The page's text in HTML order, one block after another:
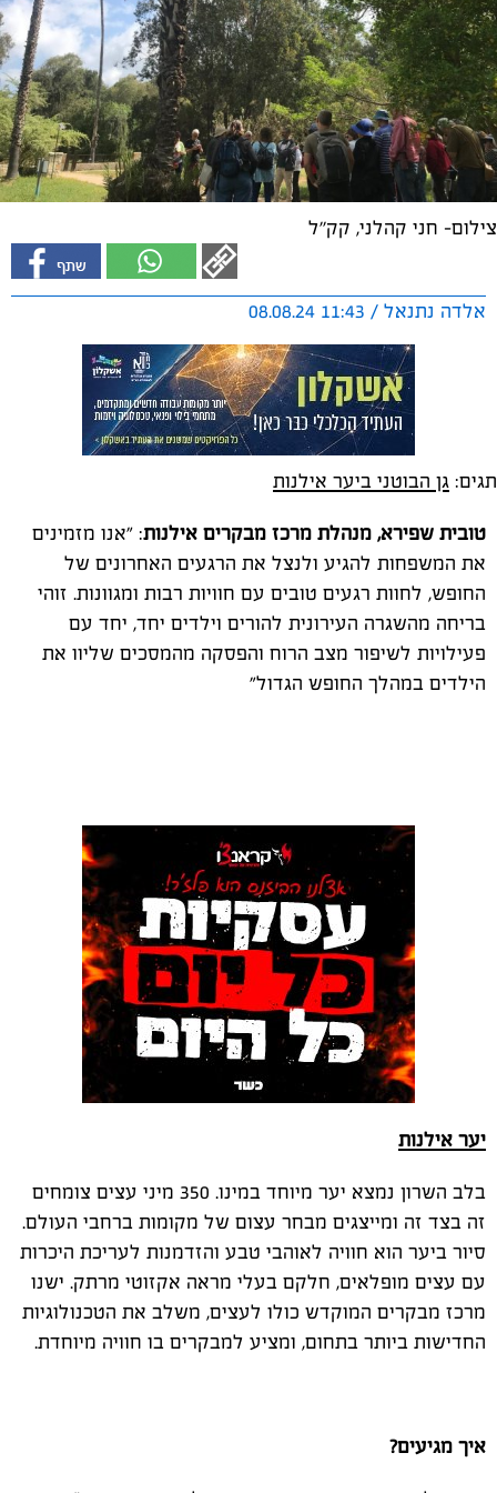
צילום- חני קהלני, קק''ל
אלדה נתנאל / 11:43 08.08.24
תגים: גן הבוטני ביער אילנות
טובית שפירא, מנהלת מרכז מבקרים אילנות: "אנו מזמינים
את המשפחות להגיע ולנצל את הרגעים האחרונים של
החופש, לחוות רגעים טובים עם חוויות רבות ומגוונות. זוהי
בריחה מהשגרה העירונית להורים וילדים יחד, יחד עם
פעילויות לשיפור מצב הרוח והפסקה מהמסכים שליוו את
הילדים במהלך החופש הגדול"
יער אילנות
בלב השרון נמצא יער מיוחד במינו. 350 מיני עצים צומחים
זה בצד זה ומייצגים מבחר עצום של מקומות ברחבי העולם.
סיור ביער הוא חוויה לאוהבי טבע והזדמנות לעריכת היכרות
עם עצים מופלאים, חלקם בעלי מראה אקזוטי מרתק. ישנו
מרכז מבקרים המוקדש כולו לעצים, משלב את הטכנולוגיות
החדישות ביותר בתחום, ומציע למבקרים בו חוויה מיוחדת.
איך מגיעים?